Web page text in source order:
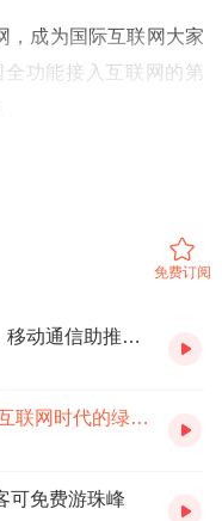
，成为国际互联网大家
功能接入互联网的第
有，从小到大，从大
上述物件或应用等价
聚着人们生活与情感的
发展基金会中国正能
30年30物》专题。希
的演进历程，透视其
。如今，互联网半甲
免费订阅
互联网30年30物|从空白到5G引领，移动通信助推高质发展
互联网30年30物｜二手经济崛起：互联网时代的绿色消费新潮流
可免费游珠峰